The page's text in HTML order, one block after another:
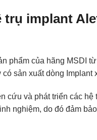
trụ implant
phẩm của hãng MSDI
có sản xuất dòng Implant
cứu và phát triển các
nghiệm, do đó đảm